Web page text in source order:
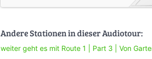
Andere Stationen in dieser Audiotour:
weiter geht es mit Route 1 | Part 3 | Von